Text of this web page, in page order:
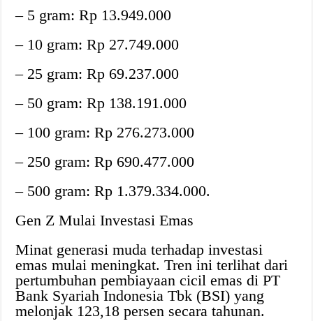
– 5 gram: Rp 13.949.000
– 10 gram: Rp 27.749.000
– 25 gram: Rp 69.237.000
– 50 gram: Rp 138.191.000
– 100 gram: Rp 276.273.000
– 250 gram: Rp 690.477.000
– 500 gram: Rp 1.379.334.000.
Gen Z Mulai Investasi Emas
Minat generasi muda terhadap investasi
emas mulai meningkat. Tren ini terlihat dari
pertumbuhan pembiayaan cicil emas di PT
Bank Syariah Indonesia Tbk (BSI) yang
melonjak 123,18 persen secara tahunan.